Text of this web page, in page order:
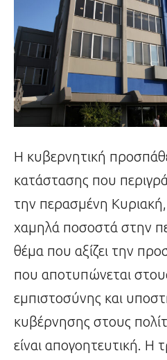
Η κυβερνητική
κατάστασης που
την περασμένη Κυριακή,
χαμηλά ποσοστά στην
θέμα που αξίζει την
που αποτυπώνεται
εμπιστοσύνης και
κυβέρνησης στους
είναι απογοητευτική. Η